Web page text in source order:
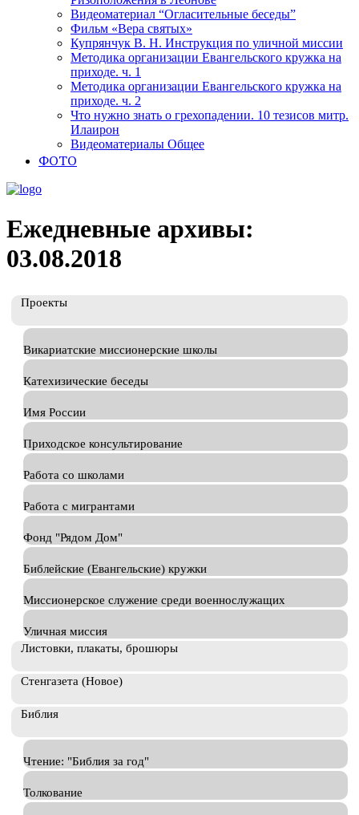
Видеоматериал “Огласительные беседы”
Фильм «Вера святых»
Купрянчук В. Н. Инструкция по уличной миссии
Методика организации Евангельского кружка на
приходе. ч. 1
Методика организации Евангельского кружка на
приходе. ч. 2
Что нужно знать о грехопадении. 10 тезисов митр.
Илаирон
Видеоматериалы Общее
ФОТО
Ежедневные архивы:
03.08.2018
Проекты
Викариатские миссионерские школы
Катехизические беседы
Имя России
Приходское консультирование
Работа со школами
Работа с мигрантами
Фонд "Рядом Дом"
Библейские (Евангельские) кружки
Миссионерское служение среди военнослужащих
Уличная миссия
Листовки, плакаты, брошюры
Стенгазета (Новое)
Библия
Чтение: "Библия за год"
Толкование